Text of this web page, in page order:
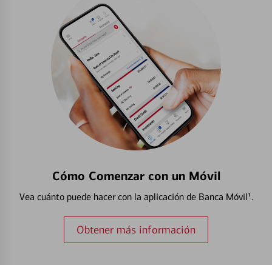
Cómo Comenzar con un Móvil
Vea cuánto puede hacer con la aplicación de Banca Móvil¹.
Obtener más información